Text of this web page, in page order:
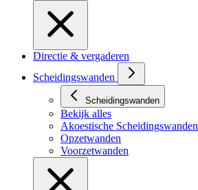
Directie & vergaderen
Scheidingswanden
Scheidingswanden
Bekijk alles
Akoestische Scheidingswanden
Opzetwanden
Voorzetwanden